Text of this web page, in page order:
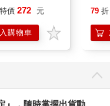
最富有的家族嗎？他們
有價值」。離開人世的
不給孩子零用錢，因此四
庫的房頂，晚上幫忙拆
瑪集團的掌門人，十分感
年」收藏卡】
特價 272 元
購物車
開
的
79 折